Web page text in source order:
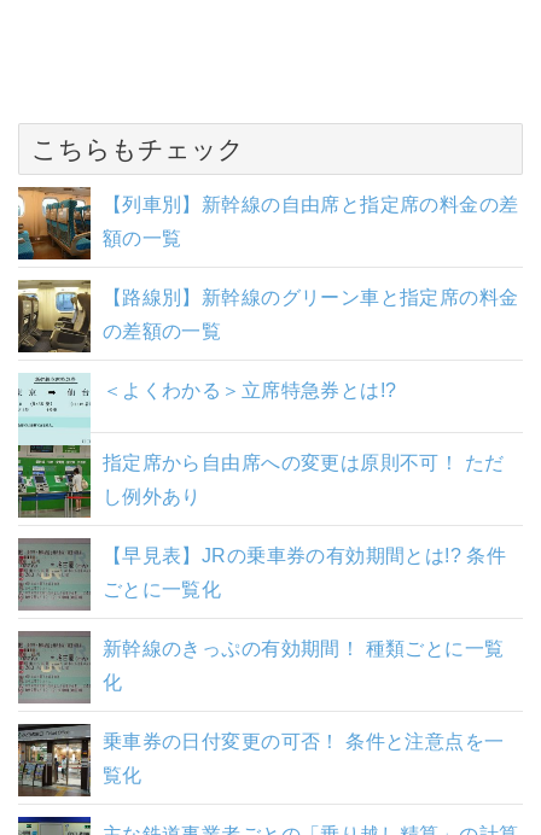
こちらもチェック
【列車別】新幹線の自由席と指定席の料金の差
額の一覧
【路線別】新幹線のグリーン車と指定席の料金
の差額の一覧
＜よくわかる＞立席特急券とは!?
指定席から自由席への変更は原則不可！ ただ
し例外あり
【早見表】JRの乗車券の有効期間とは!? 条件
ごとに一覧化
新幹線のきっぷの有効期間！ 種類ごとに一覧
化
乗車券の日付変更の可否！ 条件と注意点を一
覧化